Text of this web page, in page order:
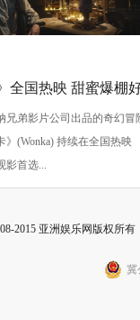
全国热映 甜蜜爆棚
喜剧大咖齐助阵欢乐
弟影片公司出品的奇幻冒
》(Wonka) 持续在全国热映
影首选...
2015 亚洲娱乐网版权所
冀